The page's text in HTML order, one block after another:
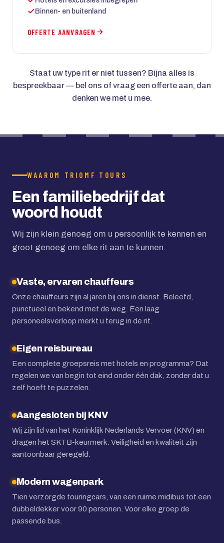
Binnen- en buitenland
OFFERTE AANVRAGEN
Staat uw type rit er niet tussen? Bijna alles is
bespreekbaar — bel ons of vraag een offerte aan, dan
denken we met u mee.
WAAROM TRIOMF TOURS
Een familiebedrijf dat
woord houdt
Wij zijn klein genoeg om u persoonlijk te kennen en
groot genoeg om elke rit aan te kunnen.
Vaste, ervaren chauffeurs
Onze chauffeurs zijn al jaren bij ons in dienst. Beleefd,
punctueel en bekend met de weg. Een laag
personeelsverloop merkt u terug in de rit.
Eigen reisbureau
Een complete groepsreis met hotels en programma? Dat
regelen we van begin tot eind onder één dak, zonder dat u
zelf hoeft te puzzelen.
Aangesloten bij KNV
Wij zijn lid van het Koninklijk Nederlands Vervoer (KNV) en
dragen het SKTB-keurmerk. Veiligheid en kwaliteit zijn
aantoonbaar geregeld.
Modern wagenpark
Tien verzorgde touringcars, van een ruime midibus tot een
dubbeldekker voor 90 personen. Voor elke groep de
passende bus.